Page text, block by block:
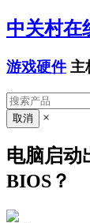
中关村在
游戏硬件 主
×
电脑启动
BIOS？